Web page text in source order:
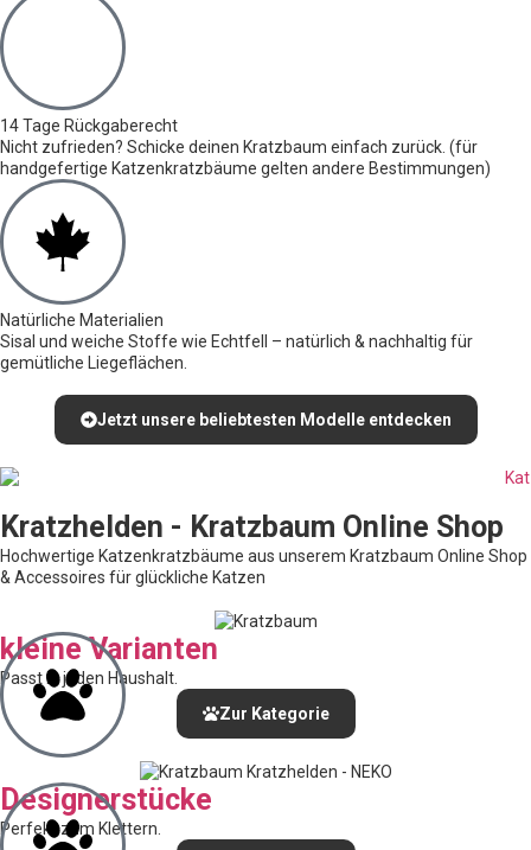
14 Tage Rückgaberecht
Nicht zufrieden? Schicke deinen Kratzbaum einfach zurück. (für
handgefertige Katzenkratzbäume gelten andere Bestimmungen)
Natürliche Materialien
Sisal und weiche Stoffe wie Echtfell – natürlich & nachhaltig für
gemütliche Liegeflächen.
Jetzt unsere beliebtesten Modelle entdecken
Kratzhelden - Kratzbaum Online Shop
Hochwertige Katzenkratzbäume aus unserem Kratzbaum Online Shop
& Accessoires für glückliche Katzen
kleine Varianten
Passt in jeden Haushalt.
Zur Kategorie
Designerstücke
Perfekt zum Klettern.